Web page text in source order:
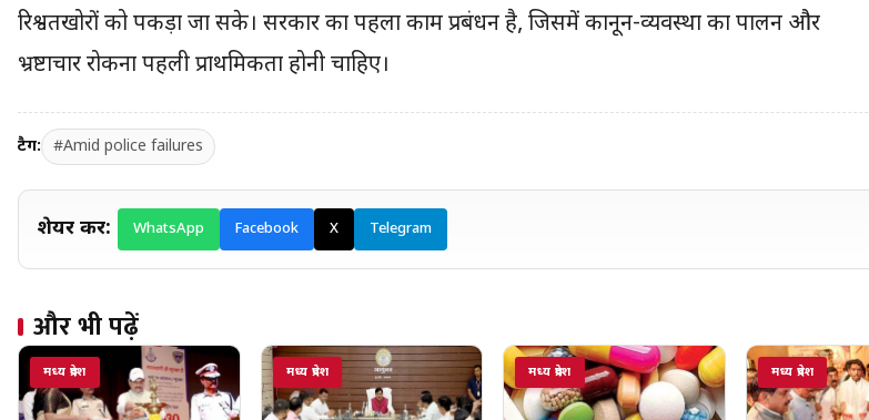
रिश्वतखोरों को पकड़ा जा सके। सरकार का पहला काम प्रबंधन है, जिसमें कानून-व्यवस्था का पालन और
भ्रष्टाचार रोकना पहली प्राथमिकता होनी चाहिए।
टैग: #Amid police failures
शेयर करें: WhatsApp Facebook X Telegram
और भी पढ़ें
मध्य प्रदेश मध्य प्रदेश मध्य प्रदेश मध्य प्रदेश